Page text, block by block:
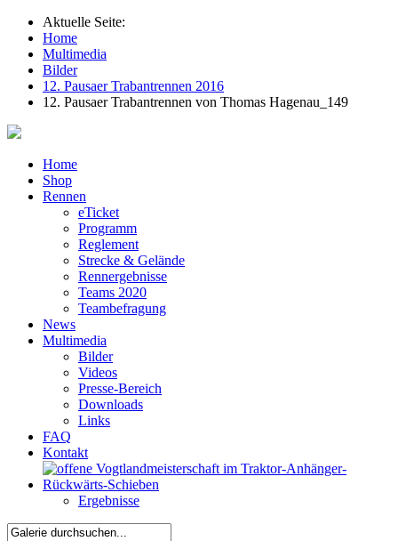
Aktuelle Seite:
Home
Multimedia
Bilder
12. Pausaer Trabantrennen 2016
12. Pausaer Trabantrennen von Thomas Hagenau_149
Home
Shop
Rennen
eTicket
Programm
Reglement
Strecke & Gelände
Rennergebnisse
Teams 2020
Teambefragung
News
Multimedia
Bilder
Videos
Presse-Bereich
Downloads
Links
FAQ
Kontakt
Ergebnisse